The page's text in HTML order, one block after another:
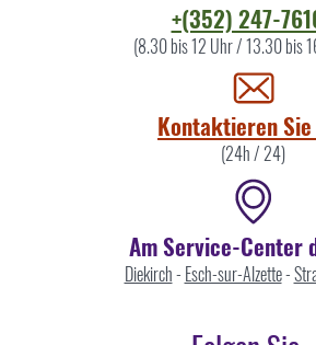
+(352) 247-
(8.30 bis 12 Uhr / 13.30 bis
Kontaktieren
(24h / 24)
Am Service-Center
Diekirch- Esch-sur-Alzette-